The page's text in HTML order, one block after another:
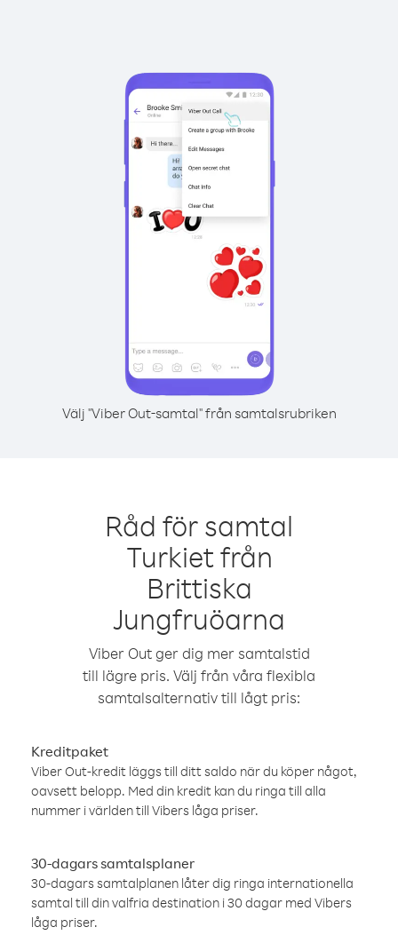
Välj "Viber Out-samtal" från samtalsrubriken
Råd för samtal
Turkiet från
Brittiska
Jungfruöarna
Viber Out ger dig mer samtalstid
till lägre pris. Välj från våra flexibla
samtalsalternativ till lågt pris:
Kreditpaket
Viber Out-kredit läggs till ditt saldo när du köper något,
oavsett belopp. Med din kredit kan du ringa till alla
nummer i världen till Vibers låga priser.
30-dagars samtalsplaner
30-dagars samtalplanen låter dig ringa internationella
samtal till din valfria destination i 30 dagar med Vibers
låga priser.